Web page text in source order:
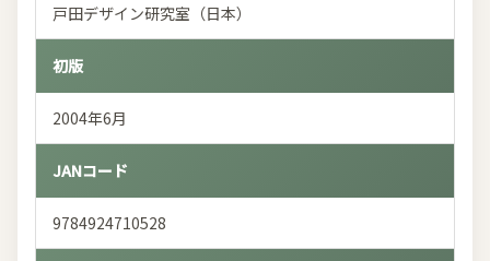
戸田デザイン研究室（日本）
初版
2004年6月
JANコード
9784924710528